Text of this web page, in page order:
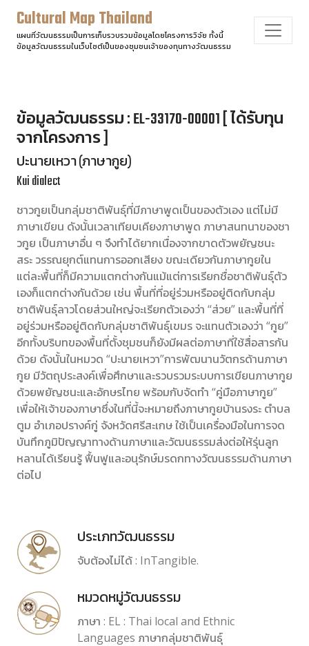
Cultural Map Thailand
แผนที่วัฒนธรรมเป็นการเก็บรวบรวมข้อมูลโดยโครงการวิจัย ทั้งนี้
ข้อมูลวัฒนธรรมในเว็บไซต์เป็นของชุมชนเจ้าของทุนทางวัฒนธรรม
ข้อมูลวัฒนธรรม : EL-33170-00001 [ ได้รับทุน
จากโครงการ ]
ปะนายเหวา (ภาษากูย)
Kui dialect
ชาวกูยเป็นกลุ่มชาติพันธุ์ที่มีภาษาพูดเป็นของตัวเอง แต่ไม่มี
ภาษาเขียน ดังนั้นเวลาเทียบเคียงภาษาพูด ภาษาสนทนาของชา
วกูย เป็นภาษาอื่น ๆ จึงทำได้ยากเนื่องจากขาดตัวพยัญชนะ
สระ วรรณยุกต์แทนการออกเสียง ขณะเดียวกันภาษากูยใน
แต่ละพื้นที่ก็มีความแตกต่างกันแม้แต่การเรียกชื่อชาติพันธุ์ตัว
เองก็แตกต่างกันด้วย เช่น พื้นที่ที่อยู่ร่วมหรืออยู่ติดกับกลุ่ม
ชาติพันธุ์ลาวโดยส่วนใหญ่จะเรียกตัวเองว่า “ส่วย” และพื้นที่ที่
อยู่ร่วมหรืออยู่ติดกับกลุ่มชาติพันธุ์เขมร จะแทนตัวเองว่า “กูย”
อีกทั้งบริบทของพื้นที่ตั้งชุมชนก็ยังมีผลต่อภาษาที่ใช้สื่อสารกัน
ด้วย ดังนั้นในหมวด “ปะนายเหวา”การพัฒนานวัตกรด้านภาษา
กูย มีวัตถุประสงค์เพื่อศึกษาและรวบรวมระบบการเขียนภาษากูย
ด้วยพยัญชนะและอักษรไทย พร้อมกับจัดทำ “คู่มือภาษากูย”
เพื่อให้เจ้าของภาษาซึ่งในที่นี้จะหมายถึงภาษากูยบ้านรงระ ตำบล
ตูม อำเภอปรางค์กู่ จังหวัดศรีสะเกษ ใช้เป็นเครื่องมือในการจด
บันทึกภูมิปัญญาทางด้านภาษาและวัฒนธรรมส่งต่อให้รุ่นลูก
หลานได้เรียนรู้ ฟื้นฟูและอนุรักษ์มรดกทางวัฒนธรรมด้านภาษา
ต่อไป
ประเภทวัฒนธรรม
จับต้องไม่ได้ : InTangible.
หมวดหมู่วัฒนธรรม
ภาษา : EL : Thai local and Ethnic
Languages ภาษากลุ่มชาติพันธุ์